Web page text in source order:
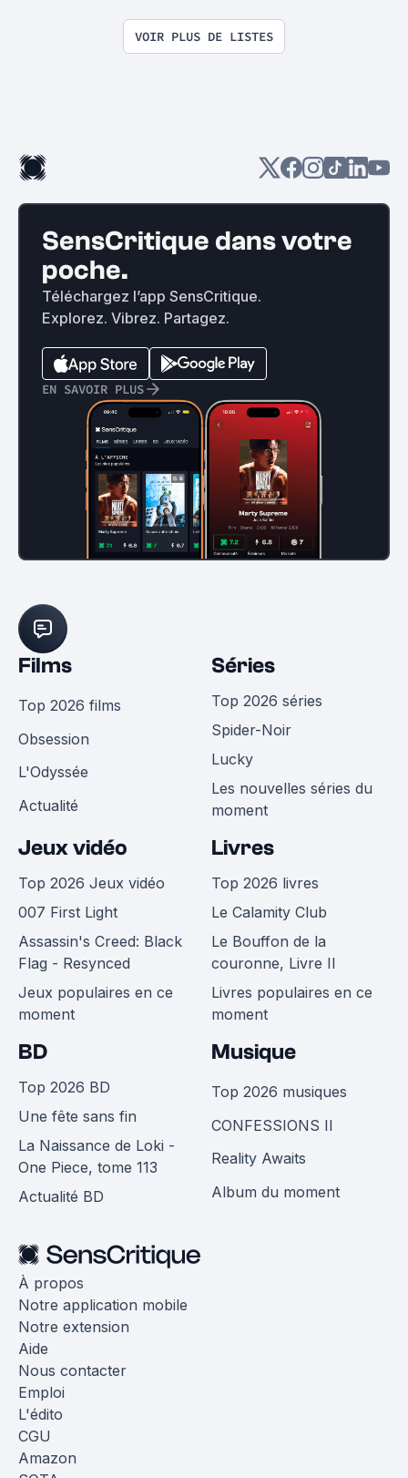
VOIR PLUS DE LISTES
SensCritique dans votre
poche.
Téléchargez l’app SensCritique.
Explorez. Vibrez. Partagez.
EN SAVOIR PLUS
Films
Top 2026 films
Obsession
L'Odyssée
Actualité
Séries
Top 2026 séries
Spider-Noir
Lucky
Les nouvelles séries du
moment
Jeux vidéo
Top 2026 Jeux vidéo
007 First Light
Assassin's Creed: Black
Flag - Resynced
Jeux populaires en ce
moment
Livres
Top 2026 livres
Le Calamity Club
Le Bouffon de la
couronne, Livre II
Livres populaires en ce
moment
BD
Top 2026 BD
Une fête sans fin
La Naissance de Loki -
One Piece, tome 113
Actualité BD
Musique
Top 2026 musiques
CONFESSIONS II
Reality Awaits
Album du moment
À propos
Notre application mobile
Notre extension
Aide
Nous contacter
Emploi
L'édito
CGU
Amazon